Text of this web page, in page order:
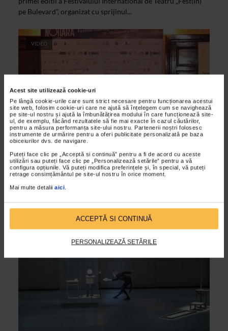
Acest site utilizează cookie-uri
Pe lângă cookie-urile care sunt strict necesare pentru funcționarea acestui
site web, folosim cookie-uri care ne ajută să înțelegem cum se navighează
pe site-ul nostru și ajută la îmbunătățirea modului în care funcționează site-
ul, de exemplu, făcând rezultatele să fie mai exacte în cazul căutărilor,
pentru a măsura performanța site-ului nostru. Partenerii noștri folosesc
instrumente de urmărire pentru a oferi publicitate personalizată pe baza
obiceiurilor dvs. de navigare.
Puteți face clic pe „Acceptă si continuă” pentru a fi de acord cu aceste
utilizări sau puteți face clic pe „Personalizează setările” pentru a vă
configura opțiunile. Vă puteți modifica preferințele și, în special, vă puteți
retrage consimțământul pe site-ul nostru în orice moment.
Mai multe detalii aici
ACCEPTĂ SI CONTINUĂ
PERSONALIZEAZĂ SETĂRILE
pe Bulevard”, organizat cu sprijinul...
VIDEO
ARTELE SPECTACOLULUI
Fest(in) pe Bulevard la Nottara
03/10/2013
Teatrul Nottara a anuntat cu ocazia unei conferinte de presa
International de Teatru „Fest(in) pe Bulevard”...